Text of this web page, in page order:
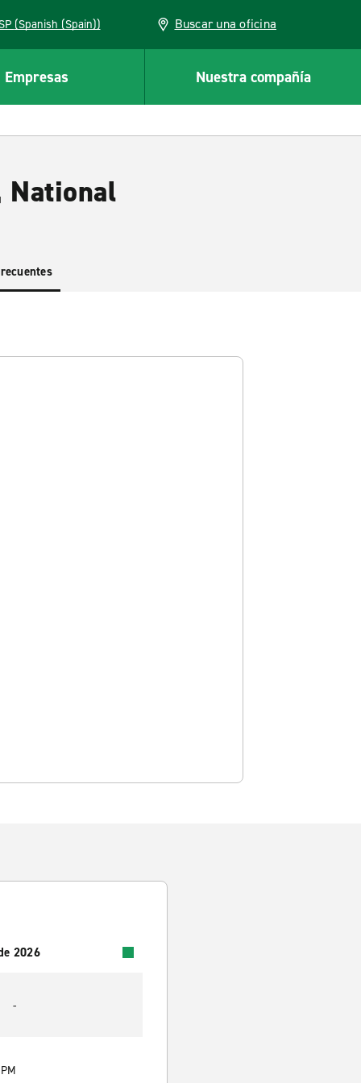
ESP (Spanish (Spain)) Buscar una oficina
Empresas Nuestra compañía
National
2026
-